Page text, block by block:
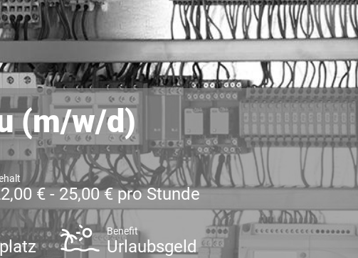
(m/w/d)
€ - 25,00 € pro Stunde
Benefit
Urlaubsgeld